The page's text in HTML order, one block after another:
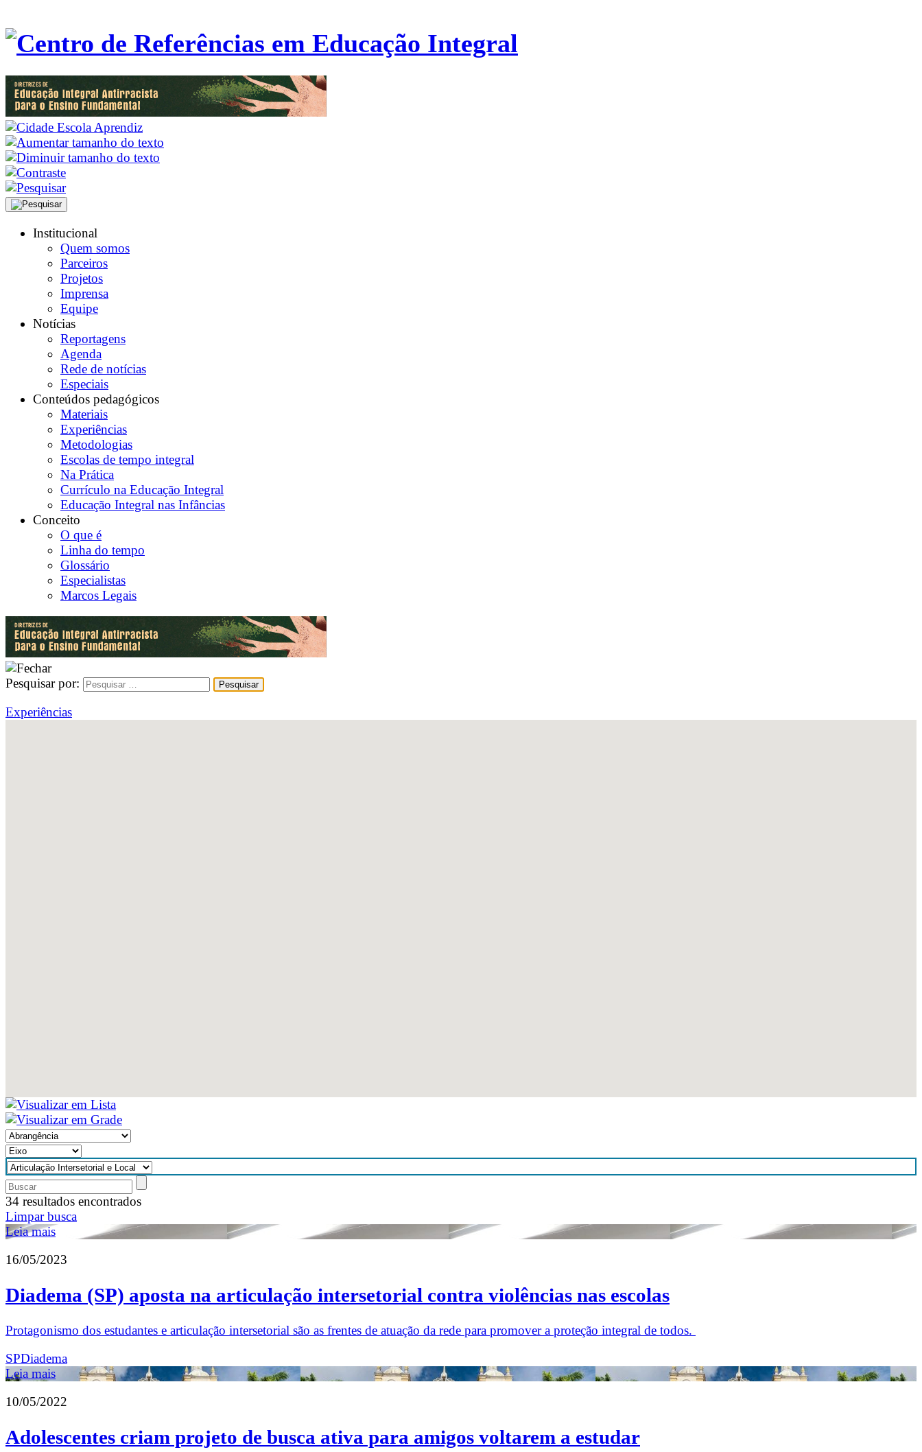
Institucional
Quem somos
Parceiros
Projetos
Imprensa
Equipe
Notícias
Reportagens
Agenda
Rede de notícias
Especiais
Conteúdos pedagógicos
Materiais
Experiências
Metodologias
Escolas de tempo integral
Na Prática
Currículo na Educação Integral
Educação Integral nas Infâncias
Conceito
O que é
Linha do tempo
Glossário
Especialistas
Marcos Legais
Pesquisar por:
Experiências
34 resultados encontrados
Limpar busca
Leia mais
16/05/2023
Diadema (SP) aposta na articulação intersetorial contra violências nas escolas
Protagonismo dos estudantes e articulação intersetorial são as frentes de atuação da rede para promover a proteção integral de todos.
SPDiadema
Leia mais
10/05/2022
Adolescentes criam projeto de busca ativa para amigos voltarem a estudar